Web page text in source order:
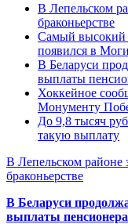
В Лепельском
браконьерстве
Самый высокий
появился в
В Беларуси
выплаты
Хоккейное
Монументу
До 9,8 тысяч
такую выплату
В Лепельском районе
браконьерстве
В Беларуси
выплаты